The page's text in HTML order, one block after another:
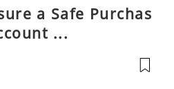
a Safe Purchas
...